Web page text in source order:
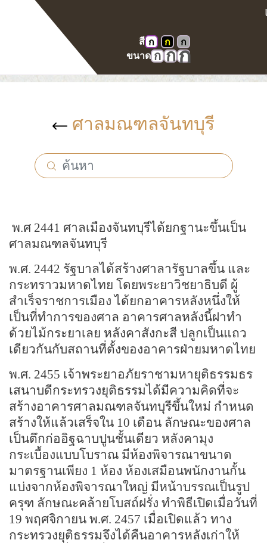
สี ก ก
ก
ขนาด ก กก
คลังภาพ
ศาลในอดีต
ศาลมณฑลจันทบุรี
ศาลมณฑลจันทบุรี
พ.ศ 2441 ศาลเมืองจันทบุรีได้ยกฐานะขึ้นเป็น
ศาลมณฑลจันทบุรี
พ.ศ. 2442 รัฐบาลได้สร้างศาลารัฐบาลขึ้น และ
กระทราวมหาดไทย โดยพระยาวิชยาธิบดี ผู้
สำเร็จราชการเมือง ได้ยกอาคารหลังหนึ่งให้
เป็นที่ทำการของศาล อาคารศาลหลังนี้ฝาทำ
ด้วยไม้กระยาเลย หลังคาสังกะสี ปลูกเป็นแถว
เดียวกันกับสถานที่ตั้งของอาคารฝ่ายมหาดไทย
พ.ศ. 2455 เจ้าพระยาอภัยราชามหายุติธรรมธร
เสนาบดีกระทรวงยุติธรรมได้มีความคิดที่จะ
สร้างอาคารศาลมณฑลจันทบุรีขึ้นใหม่ กำหนด
สร้างให้แล้วเสร็จใน 10 เดือน ลักษณะของศาล
เป็นตึกก่ออิฐฉาบปูนชั้นเดียว หลังคามุง
กระเบื้องแบบโบราณ มีห้องพิจารณาขนาด
มาตรฐานเพียง 1 ห้อง ห้องเสมือนพนักงานกั้น
แบ่งจากห้องพิจารณาใหญ่ มีหน้าบรรณเป็นรูป
ครุฑ ลักษณะคล้ายโบสถ์ฝรั่ง ทำพิธีเปิดเมื่อวันที่
19 พฤศจิกายน พ.ศ. 2457 เมื่อเปิดแล้ว ทาง
กระทรวงยุติธรรมจึงได้คืนอาคารหลังเก่าให้